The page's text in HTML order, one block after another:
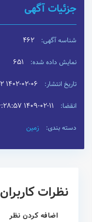
جزئیات آگهی
شناسه آگهی: 462
نمایش داده شده: 651
تاریخ انتشار: ۱۴۰۲-۰۲-۰۶ ۱۲:۲۶:۵۲
انقضا: ۱۴۰۹-۰۲-۱۱ ۰۶:۲۸:۵۷
دسته بندی: زمین
نظرات کاربران
اضافه کردن نظر